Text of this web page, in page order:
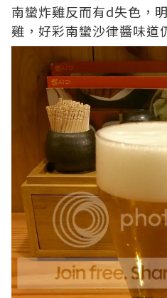
南蠻炸雞反而有d失色，
雞，好彩南蠻沙律醬味道